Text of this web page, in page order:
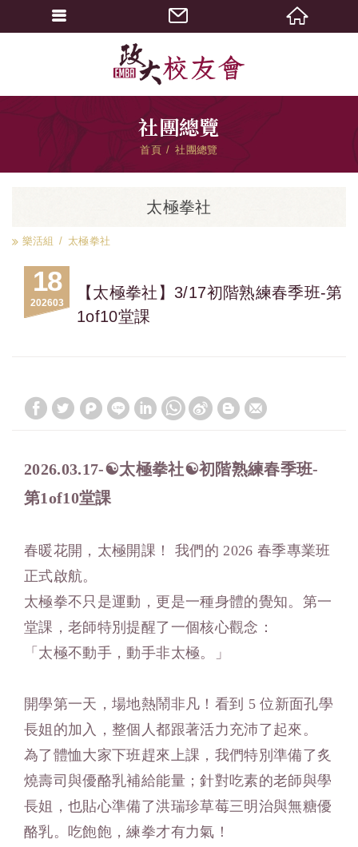
社團總覽
首頁 社團總覽
太極拳社
樂活組 太極拳社
18
03
2026
【太極拳社】3/17初階熟練春季班-第
1of10堂課
2026.03.17-☯太極拳社☯初階熟練春季班-
第1of10堂課
春暖花開，太極開課！ 我們的 2026 春季專業班
正式啟航。
太極拳不只是運動，更是一種身體的覺知。第一
堂課，老師特別提醒了一個核心觀念：
「太極不動手，動手非太極。」
開學第一天，場地熱鬧非凡！看到 5 位新面孔學
長姐的加入，整個人都跟著活力充沛了起來。
為了體恤大家下班趕來上課，我們特別準備了炙
燒壽司與優酪乳補給能量；針對吃素的老師與學
長姐，也貼心準備了洪瑞珍草莓三明治與無糖優
酪乳。吃飽飽，練拳才有力氣！